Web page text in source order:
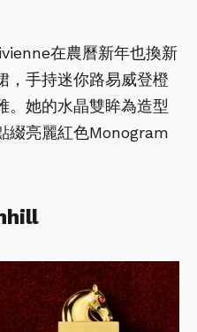
在農曆新年也換新
，手持迷你路易威登橙
。她的水晶雙眸為造型
綴亮麗紅色Monogram